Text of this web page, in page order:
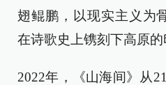
翅鲲鹏，以现实主义为
在诗歌史上镌刻下高原的
2022年，《山海间》从